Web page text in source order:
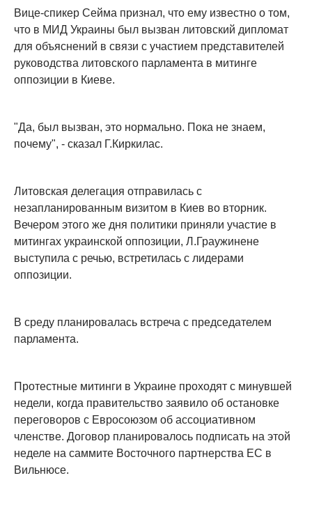
Вице-спикер Сейма признал, что ему известно о том,
что в МИД Украины был вызван литовский дипломат
для объяснений в связи с участием представителей
руководства литовского парламента в митинге
оппозиции в Киеве.
"Да, был вызван, это нормально. Пока не знаем,
почему", - сказал Г.Киркилас.
Литовская делегация отправилась с
незапланированным визитом в Киев во вторник.
Вечером этого же дня политики приняли участие в
митингах украинской оппозиции, Л.Граужинене
выступила с речью, встретилась с лидерами
оппозиции.
В среду планировалась встреча с председателем
парламента.
Протестные митинги в Украине проходят с минувшей
недели, когда правительство заявило об остановке
переговоров с Евросоюзом об ассоциативном
членстве. Договор планировалось подписать на этой
неделе на саммите Восточного партнерства ЕС в
Вильнюсе.